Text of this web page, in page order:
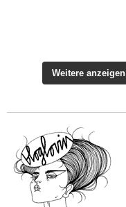
Weitere anzeigen